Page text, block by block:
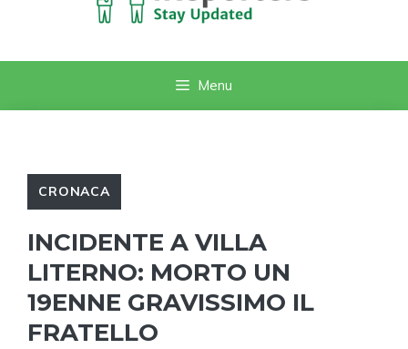
Menu
CRONACA
INCIDENTE A VILLA
LITERNO: MORTO UN
19ENNE GRAVISSIMO IL
FRATELLO